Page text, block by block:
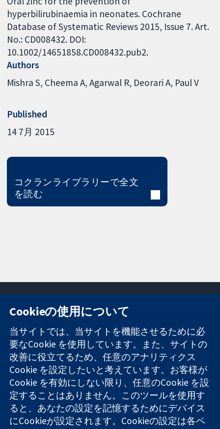
hyperbilirubinaemia in neonates. Cochrane
Database of Systematic Reviews 2015, Issue 7. Art.
No.: CD008432. DOI:
10.1002/14651858.CD008432.pub2.
Authors
Mishra S Cheema A Agarwal R Deorari A Paul V
Published
14 7月 2015
コクランライブラリーで全文
を読む
信頼できるエビ
デンスと
情報に基づく意
思決定により
健康のさらなる
向上へ
11-13 Cavendish
Square
London
W1G 0AN
United Kingdom
お問い合わせ
ニュース
広報
コクランにつ
いて
採用
Cochrane
Library
Cookieの使用について
当サイトでは、当サイトを機能させるために必
要なCookie を使用しています。また、サイトの
改善に役立てるため、任意のアナリティクス
Cookie を設定したいと考えています。お客様が
Cookie を有効にしない限り、任意のCookie を設
定することはありません。このツールを使用す
ると、あなたの設定を記憶するためにデバイス
にCookieが設定されます。Cookieの設定は各ペ